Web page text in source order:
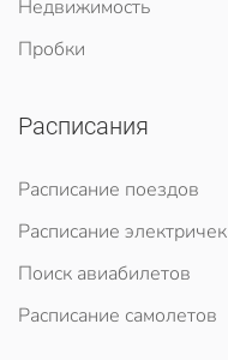
Недвижимость
Пробки
Расписания
Расписание поездов
Расписание электричек
Поиск авиабилетов
Расписание самолетов